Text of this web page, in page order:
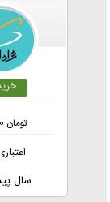
تومان
1 سال